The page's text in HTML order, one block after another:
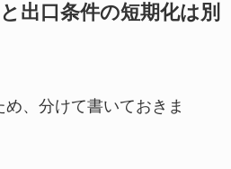
出口条件の短期化は別
、分けて書いておきま